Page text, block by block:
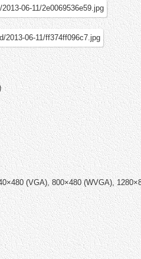
(VGA), 800×480 (WVGA),